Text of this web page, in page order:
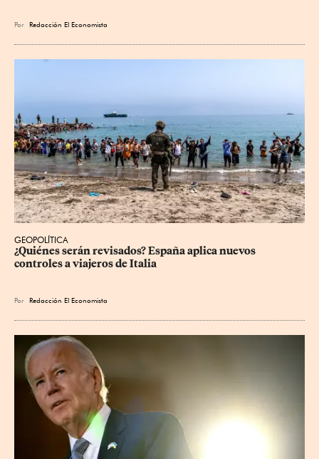
Por Redacción El Economista
GEOPOLÍTICA
¿Quiénes serán revisados? España aplica nuevos
controles a viajeros de Italia
Por Redacción El Economista